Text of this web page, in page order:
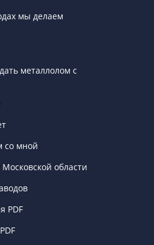
мы делаем
металлолом с
со мной
области
PDF